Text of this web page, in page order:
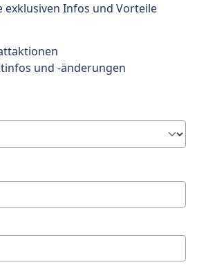
exklusiven Infos und Vorteile
und -änderungen